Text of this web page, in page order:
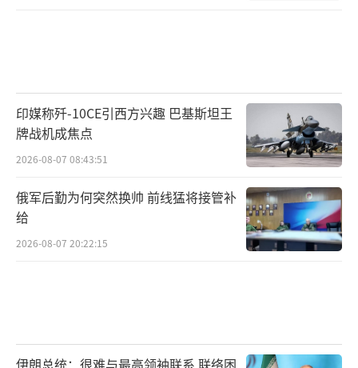
印媒称歼-10CE引西方兴趣 巴基斯坦王
牌战机成焦点
2026-08-07 08:43:51
俄军后勤为何突然换帅 前线猛将接管补
给
2026-08-07 20:22:15
伊朗总统：很难与最高领袖联系 联络困